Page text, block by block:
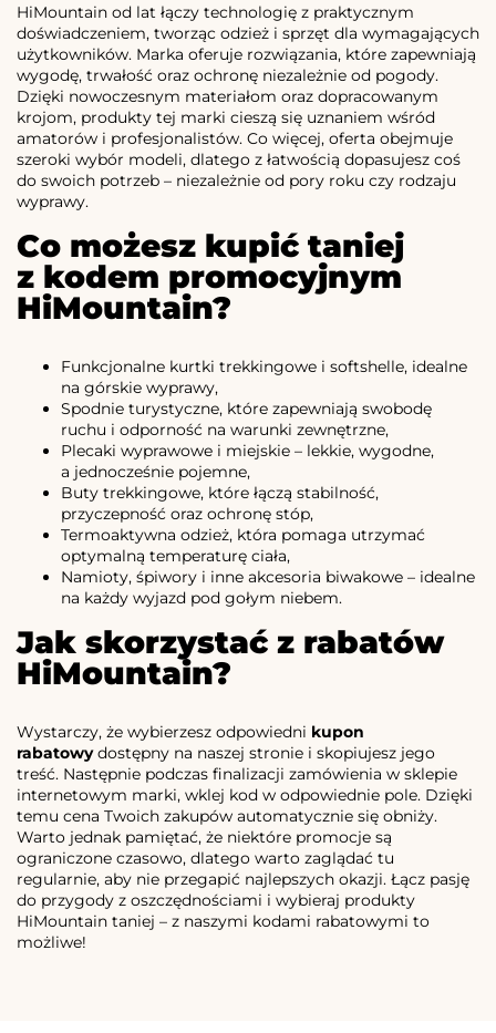
HiMountain od lat łączy technologię z praktycznym
doświadczeniem, tworząc odzież i sprzęt dla wymagających
użytkowników. Marka oferuje rozwiązania, które zapewniają
wygodę, trwałość oraz ochronę niezależnie od pogody.
Dzięki nowoczesnym materiałom oraz dopracowanym
krojom, produkty tej marki cieszą się uznaniem wśród
amatorów i profesjonalistów. Co więcej, oferta obejmuje
szeroki wybór modeli, dlatego z łatwością dopasujesz coś
do swoich potrzeb – niezależnie od pory roku czy rodzaju
wyprawy.
Co możesz kupić taniej
z kodem promocyjnym
HiMountain?
Funkcjonalne kurtki trekkingowe i softshelle, idealne
na górskie wyprawy,
Spodnie turystyczne, które zapewniają swobodę
ruchu i odporność na warunki zewnętrzne,
Ple­caki wyprawowe i miejskie – lekkie, wygodne,
a jednocześnie pojemne,
Buty trekkingowe, które łączą stabilność,
przyczepność oraz ochronę stóp,
Termoaktywna odzież, która pomaga utrzymać
optymalną temperaturę ciała,
Namioty, śpiwory i inne akcesoria biwakowe – idealne
na każdy wyjazd pod gołym niebem.
Jak skorzystać z rabatów
HiMountain?
Wystarczy, że wybierzesz odpowiedni kupon
rabatowydostępny na naszej stronie i skopiujesz jego
treść. Następnie podczas finalizacji zamówienia w sklepie
internetowym marki, wklej kod w odpowiednie pole. Dzięki
temu cena Twoich zakupów automatycznie się obniży.
Warto jednak pamiętać, że niektóre promocje są
ograniczone czasowo, dlatego warto zaglądać tu
regularnie, aby nie przegapić najlepszych okazji. Łącz pasję
do przygody z oszczędnościami i wybieraj produkty
HiMountain taniej – z naszymi kodami rabatowymi to
możliwe!